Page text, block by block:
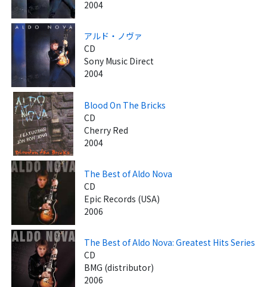
2004
アルド・ノヴァ
CD
Sony Music Direct
2004
Blood On The Bricks
CD
Cherry Red
2004
The Best of Aldo Nova
CD
Epic Records (USA)
2006
The Best of Aldo Nova: Greatest Hits Series
CD
BMG (distributor)
2006